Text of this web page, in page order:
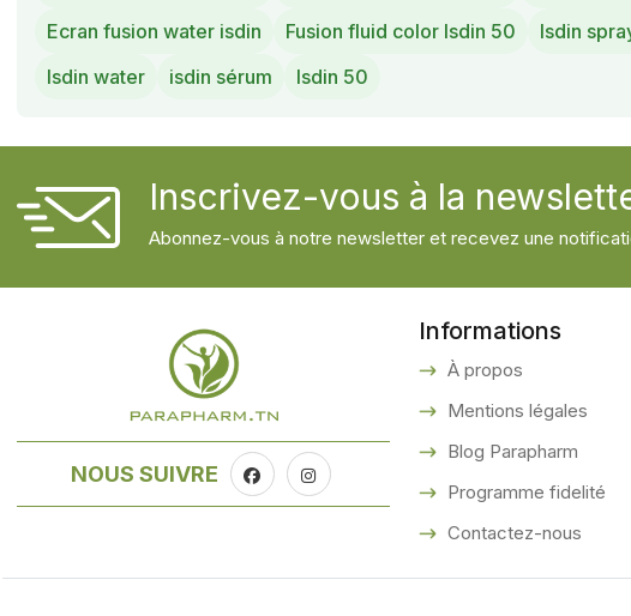
Ecran fusion water isdin
Fusion fluid color Isdin 50 Isdin
Isdin water
isdin sérum Isdin 50
Inscrivez-vous à la
Abonnez-vous à notre newsletter et recevez une
NOUS SUIVRE
Informations
À propos
Mentions légales
Blog Parapharm
Programme fidelité
Contactez-nous